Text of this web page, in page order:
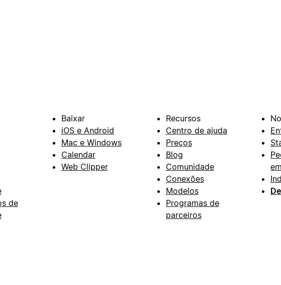
de
Baixar
iOS e Android
Mac e Windows
Calendar
Web Clipper
Recursos
Centro de ajuda
Preços
Blog
Comunidade
Conexões
Modelos
Programas de
parceiros